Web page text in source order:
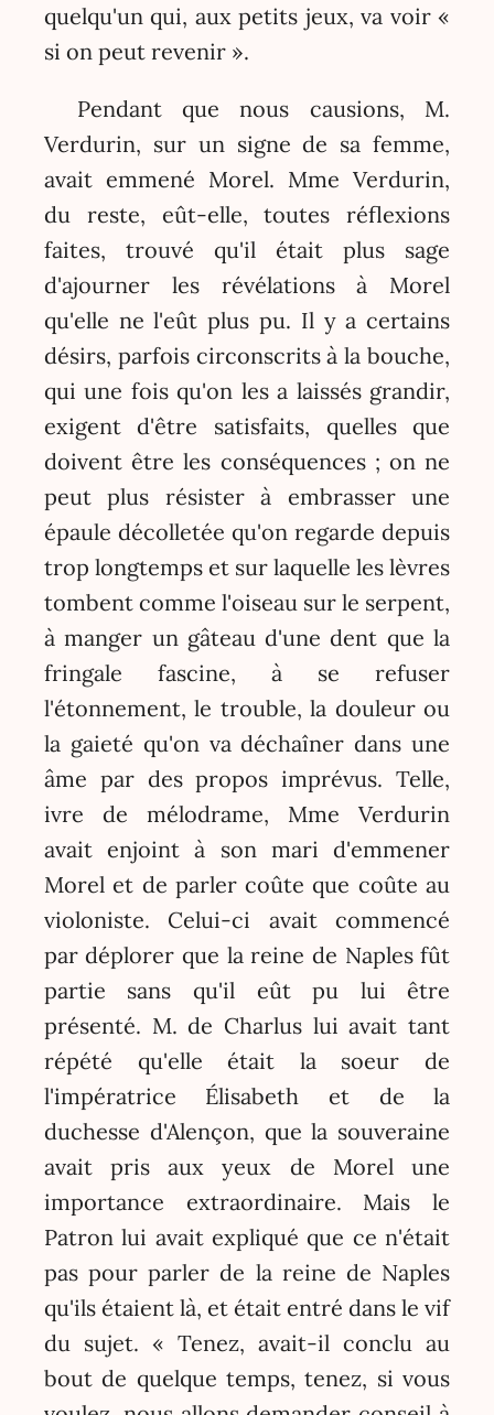
quelqu'un qui, aux petits jeux, va voir «
si on peut revenir ».
Pendant que nous causions, M.
Verdurin, sur un signe de sa femme,
avait emmené Morel. Mme Verdurin,
du reste, eût-elle, toutes réflexions
faites, trouvé qu'il était plus sage
d'ajourner les révélations à Morel
qu'elle ne l'eût plus pu. Il y a certains
désirs, parfois circonscrits à la bouche,
qui une fois qu'on les a laissés grandir,
exigent d'être satisfaits, quelles que
doivent être les conséquences ; on ne
peut plus résister à embrasser une
épaule décolletée qu'on regarde depuis
trop longtemps et sur laquelle les lèvres
tombent comme l'oiseau sur le serpent,
à manger un gâteau d'une dent que la
fringale fascine, à se refuser
l'étonnement, le trouble, la douleur ou
la gaieté qu'on va déchaîner dans une
âme par des propos imprévus. Telle,
ivre de mélodrame, Mme Verdurin
avait enjoint à son mari d'emmener
Morel et de parler coûte que coûte au
violoniste. Celui-ci avait commencé
par déplorer que la reine de Naples fût
partie sans qu'il eût pu lui être
présenté. M. de Charlus lui avait tant
répété qu'elle était la soeur de
l'impératrice Élisabeth et de la
duchesse d'Alençon, que la souveraine
avait pris aux yeux de Morel une
importance extraordinaire. Mais le
Patron lui avait expliqué que ce n'était
pas pour parler de la reine de Naples
qu'ils étaient là, et était entré dans le vif
du sujet. « Tenez, avait-il conclu au
bout de quelque temps, tenez, si vous